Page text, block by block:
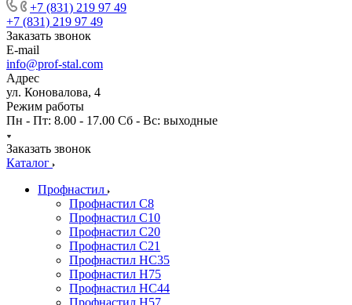
+7 (831) 219 97 49
+7 (831) 219 97 49
Заказать звонок
E-mail
info@prof-stal.com
Адрес
ул. Коновалова, 4
Режим работы
Пн - Пт: 8.00 - 17.00 Сб - Вс: выходные
Заказать звонок
Каталог
Профнастил
Профнастил С8
Профнастил С10
Профнастил С20
Профнастил С21
Профнастил НС35
Профнастил Н75
Профнастил HC44
Профнастил Н57